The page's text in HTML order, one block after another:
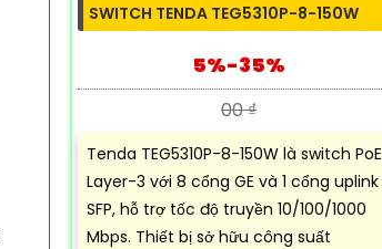
SWITCH TENDA TEG5310P-8-150W
5%-35%
00 ₫
Tenda TEG5310P-8-150W là switch PoE
Layer-3 với 8 cổng GE và 1 cổng uplink
SFP, hỗ trợ tốc độ truyền 10/100/1000
Mbps. Thiết bị sở hữu công suất